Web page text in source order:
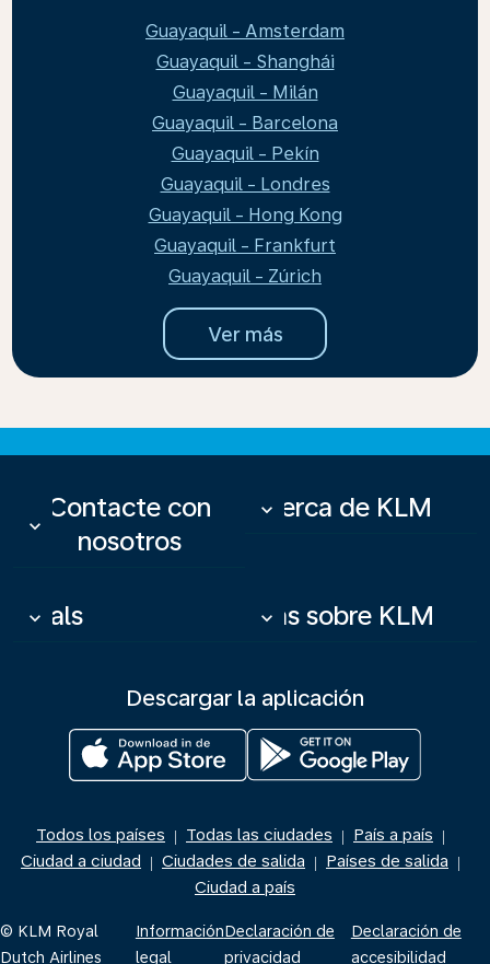
Guayaquil - Amsterdam
Guayaquil - Shanghái
Guayaquil - Milán
Guayaquil - Barcelona
Guayaquil - Pekín
Guayaquil - Londres
Guayaquil - Hong Kong
Guayaquil - Frankfurt
Guayaquil - Zúrich
Ver más
Contacte con
nosotros
keyboard_arrow_down
Acerca de KLM
keyboard_arrow_down
Deals
keyboard_arrow_down Más sobre KLM
keyboard_arrow_down
Descargar la aplicación
Todos los países | Todas las ciudades | País a país |
Ciudad a ciudad | Ciudades de salida | Países de salida |
Ciudad a país
© KLM Royal
Dutch Airlines
Información
legal
Declaración de
privacidad
Declaración de
accesibilidad